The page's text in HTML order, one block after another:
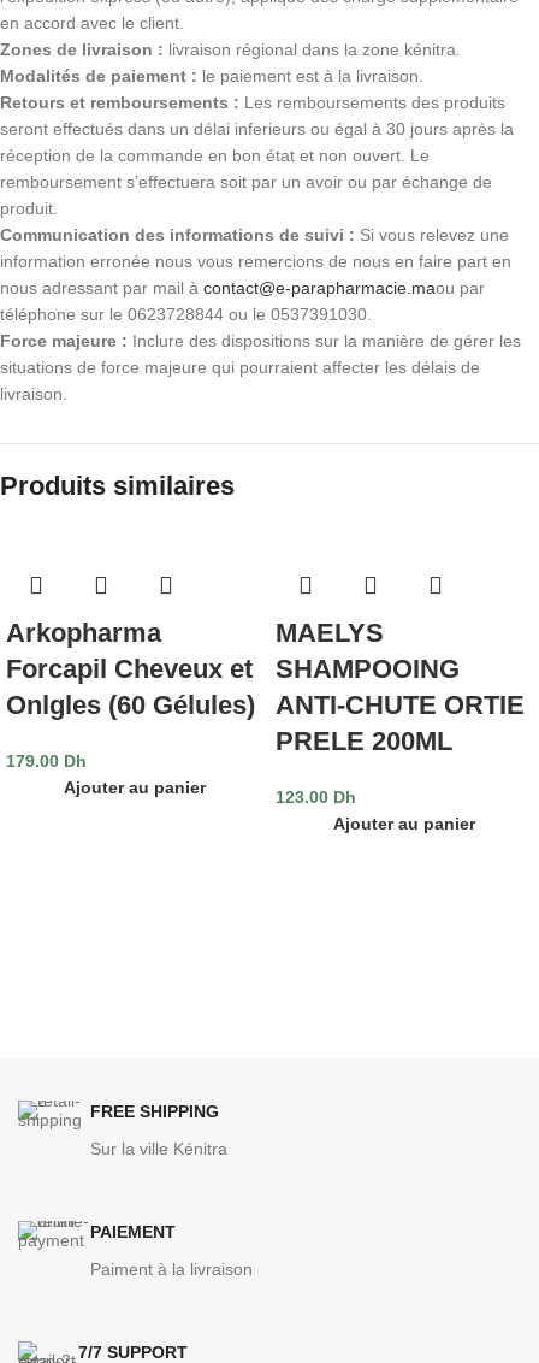
en accord avec le client.
Zones de livraison : livraison régional dans la zone kénitra.
Modalités de paiement : le paiement est à la livraison.
Retours et remboursements : Les remboursements des produits
seront effectués dans un délai inferieurs ou égal à 30 jours après la
réception de la commande en bon état et non ouvert. Le
remboursement s’effectuera soit par un avoir ou par échange de
produit.
Communication des informations de suivi : Si vous relevez une
information erronée nous vous remercions de nous en faire part en
nous adressant par mail à contact@e-parapharmacie.maou par
téléphone sur le 0623728844 ou le 0537391030.
Force majeure : Inclure des dispositions sur la manière de gérer les
situations de force majeure qui pourraient affecter les délais de
livraison.
Produits similaires
Arkopharma
Forcapil Cheveux et
Onlgles (60 Gélules)
179.00 Dh
Ajouter au panier
MAELYS
SHAMPOOING
ANTI-CHUTE ORTIE
PRELE 200ML
123.00 Dh
Ajouter au panier
FREE SHIPPING
Sur la ville Kénitra
PAIEMENT
Paiment à la livraison
7/7 SUPPORT